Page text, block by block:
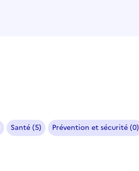
Santé (5) Prévention et sécurité (0)